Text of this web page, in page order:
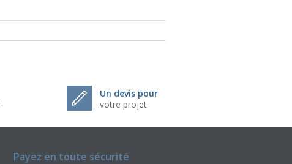
Un devis pour
votre projet
Payez en toute sécurité